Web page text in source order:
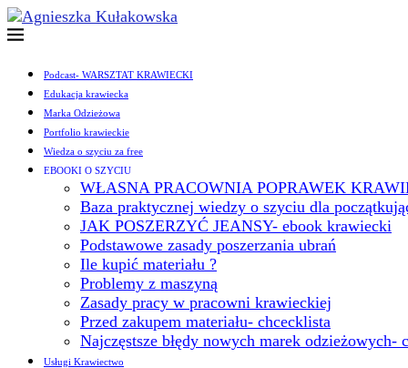
Podcast- WARSZTAT KRAWIECKI
Edukacja krawiecka
Marka Odzieżowa
Portfolio krawieckie
Wiedza o szyciu za free
EBOOKI O SZYCIU
WŁASNA PRACOWNIA POPRAWEK
Baza praktycznej wiedzy o szyciu dla
JAK POSZERZYĆ JEANSY- ebook krawiecki
Podstawowe zasady poszerzania ubrań
Ile kupić materiału ?
Problemy z maszyną
Zasady pracy w pracowni krawieckiej
Przed zakupem materiału- chcecklista
Najczęstsze błędy nowych marek odzieżowych-
Usługi Krawiectwo